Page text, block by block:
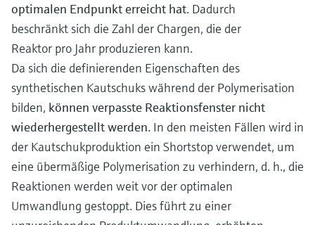
optimalen Endpunkt erreicht hat. Dadurch
beschränkt sich die Zahl der Chargen, die der
Reaktor pro Jahr produzieren kann.
Da sich die definierenden Eigenschaften des
synthetischen Kautschuks während der Polymerisation
bilden, können verpasste Reaktionsfenster nicht
wiederhergestellt werden. In den meisten Fällen wird in
der Kautschukproduktion ein Shortstop verwendet, um
eine übermäßige Polymerisation zu verhindern, d. h., die
Reaktionen werden weit vor der optimalen
Umwandlung gestoppt. Dies führt zu einer